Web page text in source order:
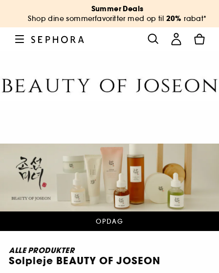
Summer Deals
Shop dine sommerfavoritter med op til 20% rabat*
OPDAG
ALLE PRODUKTER
Solpleje BEAUTY OF JOSEON